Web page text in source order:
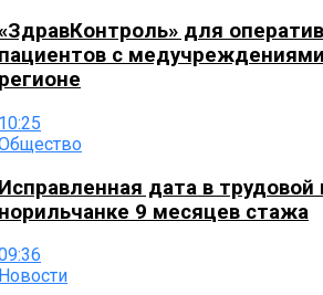
для
с
дата в
9 месяцев стажа